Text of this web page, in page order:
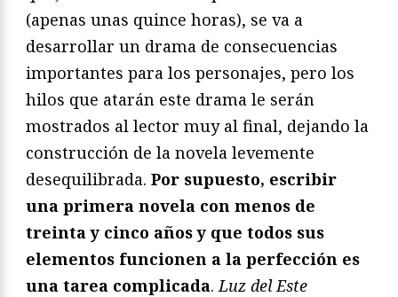
(apenas unas quince horas), se va a
desarrollar un drama de consecuencias
importantes para los personajes, pero los
hilos que atarán este drama le serán
mostrados al lector muy al final, dejando la
construcción de la novela levemente
desequilibrada. Por supuesto, escribir
una primera novela con menos de
treinta y cinco años y que todos sus
elementos funcionen a la perfección es
una tarea complicada. Luz del Este